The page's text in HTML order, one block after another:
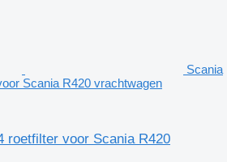
Scania
Scania R420 vrachtwagen
roetfilter voor Scania R420